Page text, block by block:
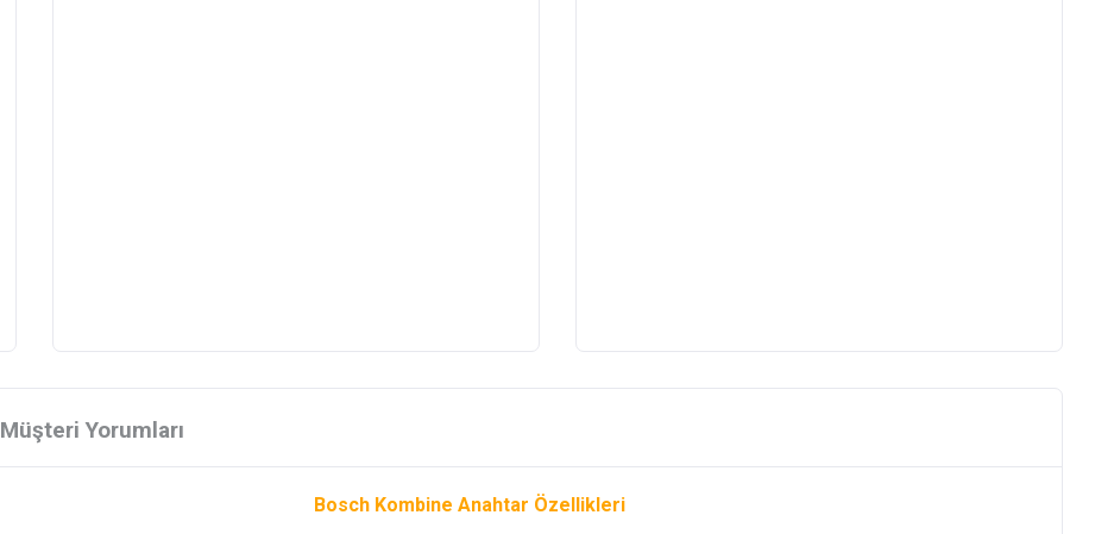
Müşteri Yorumları
Bosch Kombine Anahtar Özellikleri